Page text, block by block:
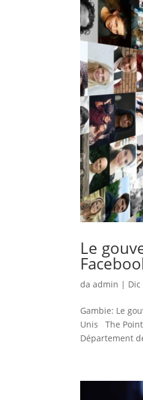
Le
daadmin | Dic
Gambie: Le
Unis The
Département